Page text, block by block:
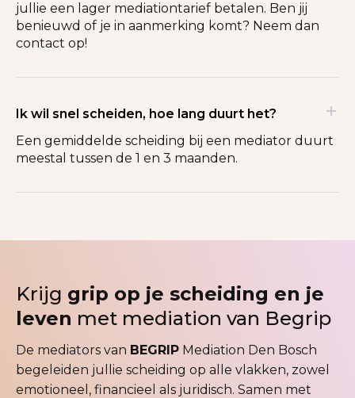
jullie een lager mediationtarief betalen. Ben jij
benieuwd of je in aanmerking komt? Neem dan
contact op!
Ik wil snel scheiden, hoe lang duurt het?
Een gemiddelde scheiding bij een mediator duurt
meestal tussen de 1 en 3 maanden.
Krijg grip op je scheiding en je
leven met mediation van Begrip
De mediators van BEGRIP Mediation Den Bosch
begeleiden jullie scheiding op alle vlakken, zowel
emotioneel, financieel als juridisch. Samen met